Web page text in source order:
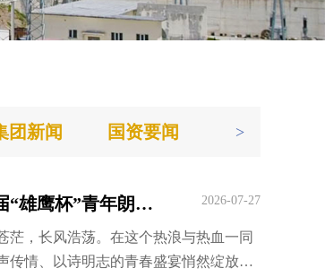
团新闻 国资要闻 >
中色国矿举办首届“雄鹰杯”青年朗诵比赛 2026-07-27
茫，长风浩荡。在这个热浪与热血一同
传情、以诗明志的青春盛宴悄然绽放。7